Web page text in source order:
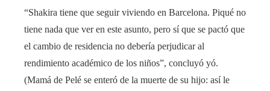
“Shakira tiene que seguir viviendo en Barcelona. Piqué no
tiene nada que ver en este asunto, pero sí que se pactó que
el cambio de residencia no debería perjudicar al
rendimiento académico de los niños”, concluyó yó.
(Mamá de Pelé se enteró de la muerte de su hijo: así le